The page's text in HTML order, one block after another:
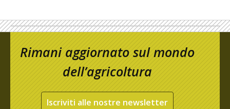
Rimani aggiornato sul mondo
dell’agricoltura
Iscriviti alle nostre newsletter